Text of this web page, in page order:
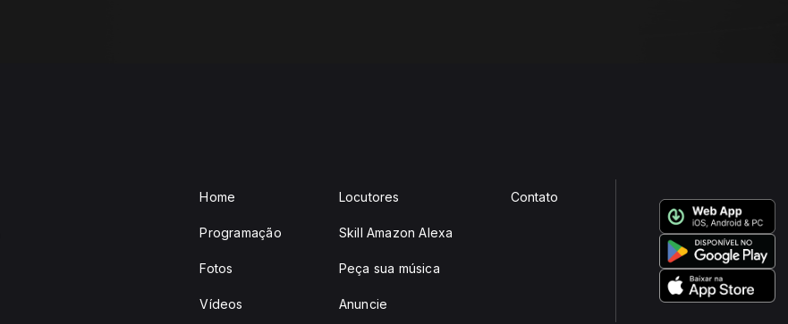
Home
Programação
Fotos
Vídeos
Locutores
Skill Amazon Alexa
Peça sua música
Anuncie
Contato